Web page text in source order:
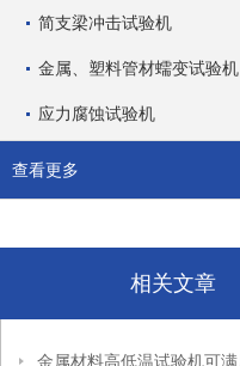
简支梁冲击试验机
金属、塑料管材蠕变试验机
应力腐蚀试验机
查看更多
相关文章